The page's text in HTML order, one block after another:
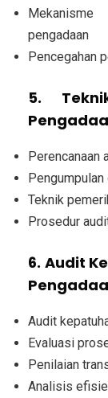
pengadaan
Pencegahan
5.
Perencanaan
Teknik
Prosedur
6. Audit
Audit
Evaluasi
Penilaian
Analisis